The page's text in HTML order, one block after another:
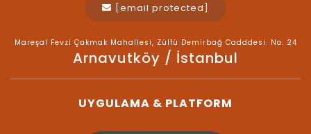
[email protected]
Mareşal Fevzi Çakmak Mahallesi, Zülfü Demirbağ Cadddesi. No: 24
Arnavutköy / İstanbul
UYGULAMA & PLATFORM